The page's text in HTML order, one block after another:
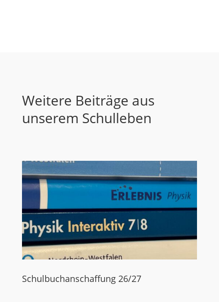
Weitere Beiträge aus
unserem Schulleben
Schulbuchanschaffung 26/27